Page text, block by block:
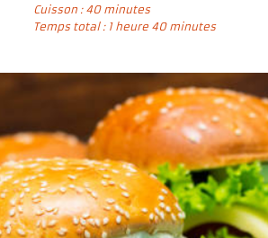
Cuisson : 40 minutes
Temps total : 1 heure 40 minutes
pour un Apéritif Gourmand